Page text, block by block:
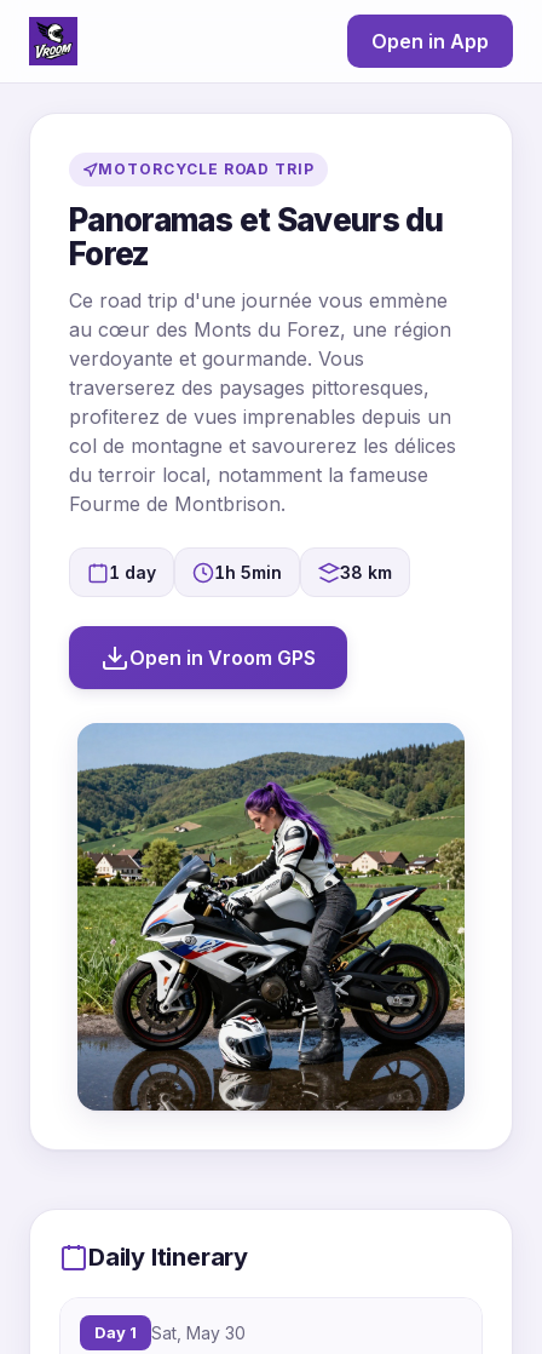
Open in App
MOTORCYCLE ROAD TRIP
Panoramas et Saveurs du
Forez
Ce road trip d'une journée vous emmène
au cœur des Monts du Forez, une région
verdoyante et gourmande. Vous
traverserez des paysages pittoresques,
profiterez de vues imprenables depuis un
col de montagne et savourerez les délices
du terroir local, notamment la fameuse
Fourme de Montbrison.
1 day 1h 5min 38 km
Open in Vroom GPS
MapLibre|OpenFreeMap © OpenMapTilesData fromOpenStreetMap
Daily Itinerary
Day 1 Sat, May 30